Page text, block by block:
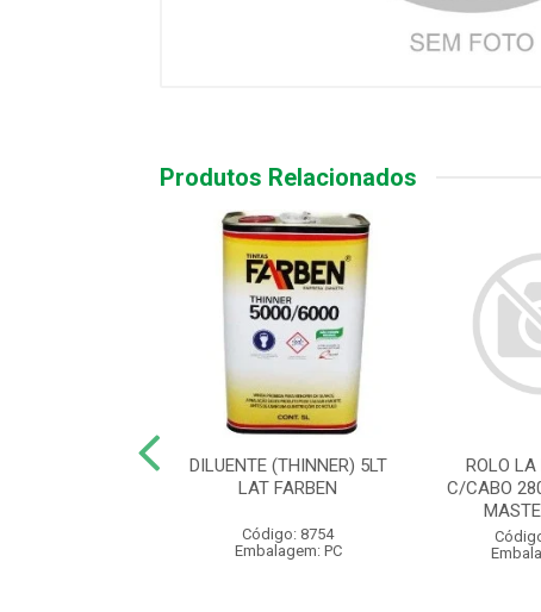
Produtos Relacionados
DILUENTE (THINNER) 5LT
LAT FARBEN
Código: 8754
Embalagem: PC
ROLO
C/CABO